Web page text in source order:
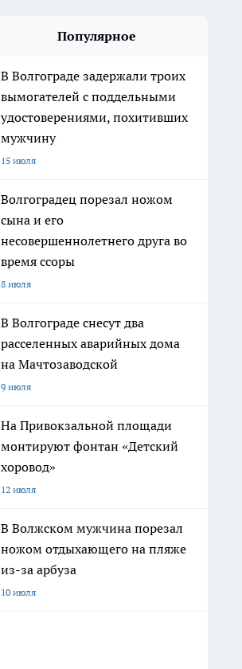
Популярное
В Волгограде задержали троих
вымогателей с поддельными
удостоверениями, похитивших
мужчину
15 июля
Волгоградец порезал ножом
сына и его
несовершеннолетнего друга во
время ссоры
8 июля
В Волгограде снесут два
расселенных аварийных дома
на Мачтозаводской
9 июля
На Привокзальной площади
монтируют фонтан «Детский
хоровод»
12 июля
В Волжском мужчина порезал
ножом отдыхающего на пляже
из-за арбуза
10 июля